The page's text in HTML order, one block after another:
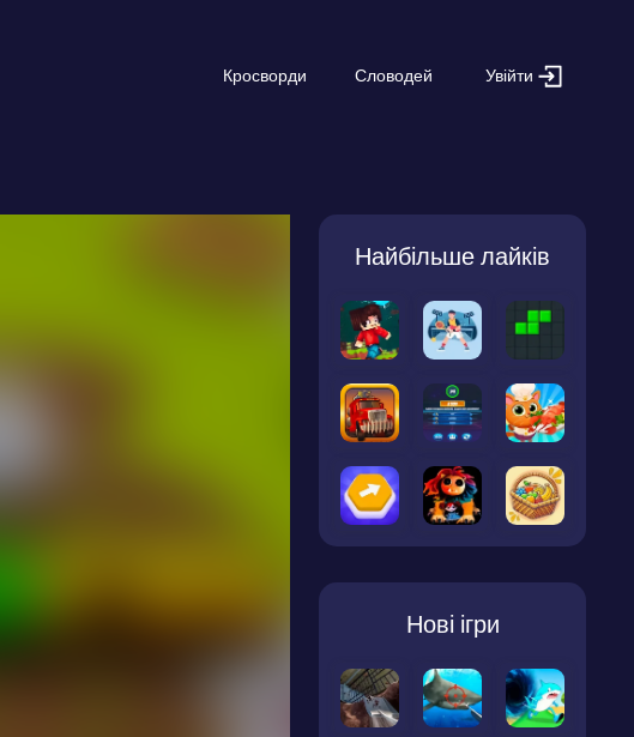
Кросворди Словодей Увійти
Найбільше лайків
Нові ігри